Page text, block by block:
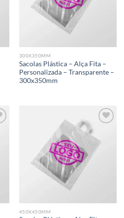
300X350MM
Sacolas Plástica – Alça Fita –
Personalizada – Transparente –
300x350mm
Add to
wishlist
450X450MM